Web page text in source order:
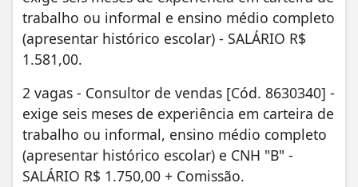
trabalho ou informal e ensino médio completo
(apresentar histórico escolar) - SALÁRIO R$
1.581,00.
2 vagas - Consultor de vendas [Cód. 8630340] -
exige seis meses de experiência em carteira de
trabalho ou informal, ensino médio completo
(apresentar histórico escolar) e CNH "B" -
SALÁRIO R$ 1.750,00 + Comissão.